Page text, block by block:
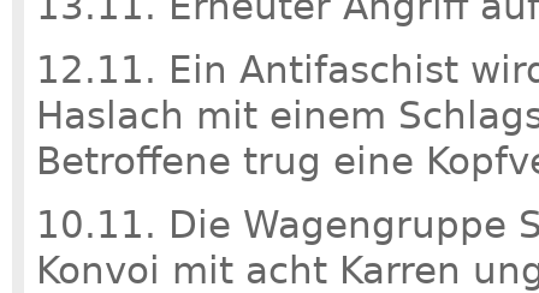
12.11. Ein Antifaschist
Haslach mit einem
Betroffene trug eine
10.11. Die Wagengruppe
Konvoi mit acht Karren